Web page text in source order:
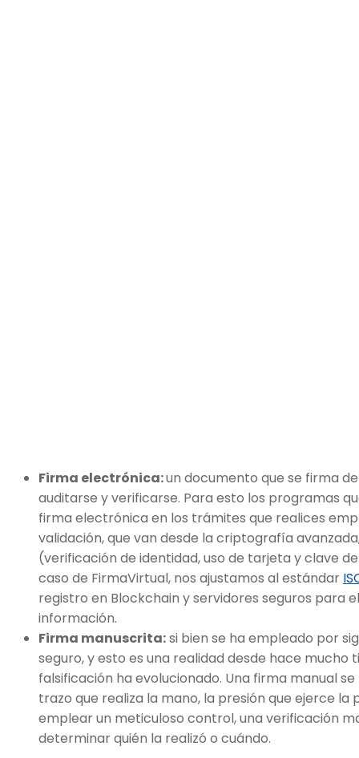
Firma electrónica:un documento que se firma
auditarse y verificarse. Para esto los programas
firma electrónica en los trámites que realices
validación, que van desde la criptografía
(verificación de identidad, uso de tarjeta y clave
caso de FirmaVirtual, nos ajustamos al estándar
registro en Blockchain y servidores seguros para
información.
Firma manuscrita:si bien se ha empleado por
seguro, y esto es una realidad desde hace mucho
falsificación ha evolucionado. Una firma manual
trazo que realiza la mano, la presión que ejerce la
emplear un meticuloso control, una verificación
determinar quién la realizó o cuándo.